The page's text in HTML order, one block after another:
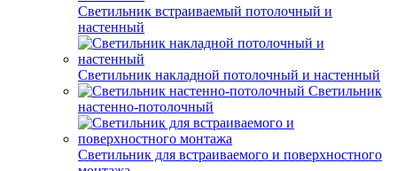
Светильник встраиваемый потолочный и
настенный
Светильник накладной потолочный и настенный
Светильник
настенно-потолочный
Светильник для встраиваемого и поверхностного